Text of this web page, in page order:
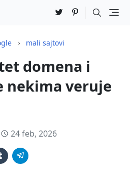
mali sajtovi
domena i
nekima veruje
24 feb, 2026